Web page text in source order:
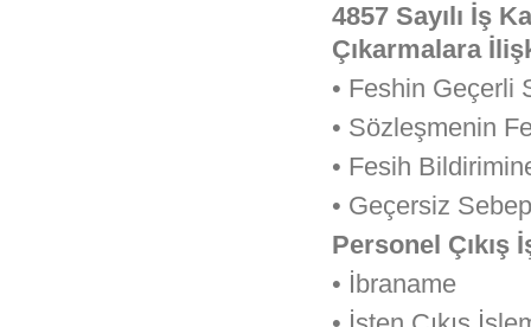
4857 Sayılı İş
Çıkarmalara
• Feshin Geçerli
• Sözleşmenin
• Fesih
• Geçersiz
Personel Çıkış
• İbraname